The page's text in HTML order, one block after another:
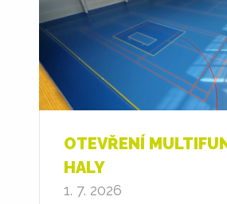
OTEVŘENÍ
HALY
1. 7. 2026